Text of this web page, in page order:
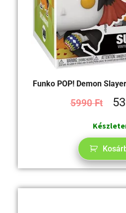
Funko POP! Demon
5990Ft